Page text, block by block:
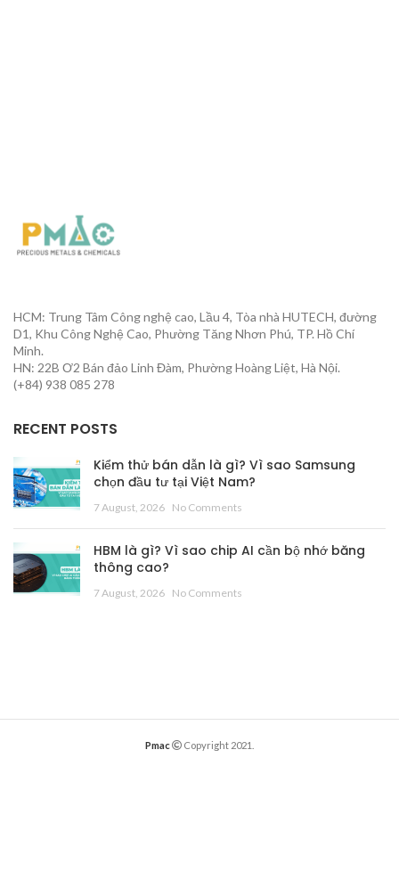
HCM: Trung Tâm Công nghệ cao, Lầu 4, Tòa nhà HUTECH, đường
D1, Khu Công Nghệ Cao, Phường Tăng Nhơn Phú, TP. Hồ Chí
Minh.
HN: 22B Ơ2 Bán đảo Linh Đàm, Phường Hoàng Liệt, Hà Nội.
(+84) 938 085 278
RECENT POSTS
Kiểm thử bán dẫn là gì? Vì sao Samsung
chọn đầu tư tại Việt Nam?
7 August, 2026 No Comments
HBM là gì? Vì sao chip AI cần bộ nhớ băng
thông cao?
7 August, 2026 No Comments
Pmac Copyright 2021.